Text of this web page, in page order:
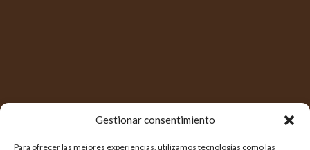
Gestionar consentimiento
Para ofrecer las mejores experiencias, utilizamos tecnologías como las